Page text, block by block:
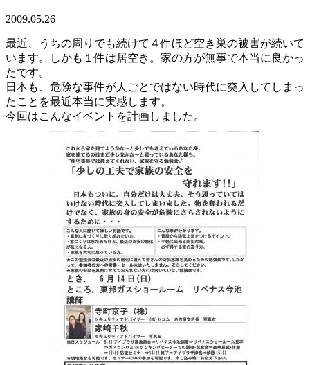
2009.05.26
最近、うちの周りでも続けて４件ほど空き巣の被害が続いて
います。しかも１件は居空き。家の方が無事で本当に良かっ
たです。
日本も、危険な事件が人ごとではない時代に突入してしまっ
たことを最近本当に実感します。
今回はこんなイベントを計画しました。